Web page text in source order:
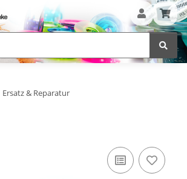
Ersatz & Reparatur